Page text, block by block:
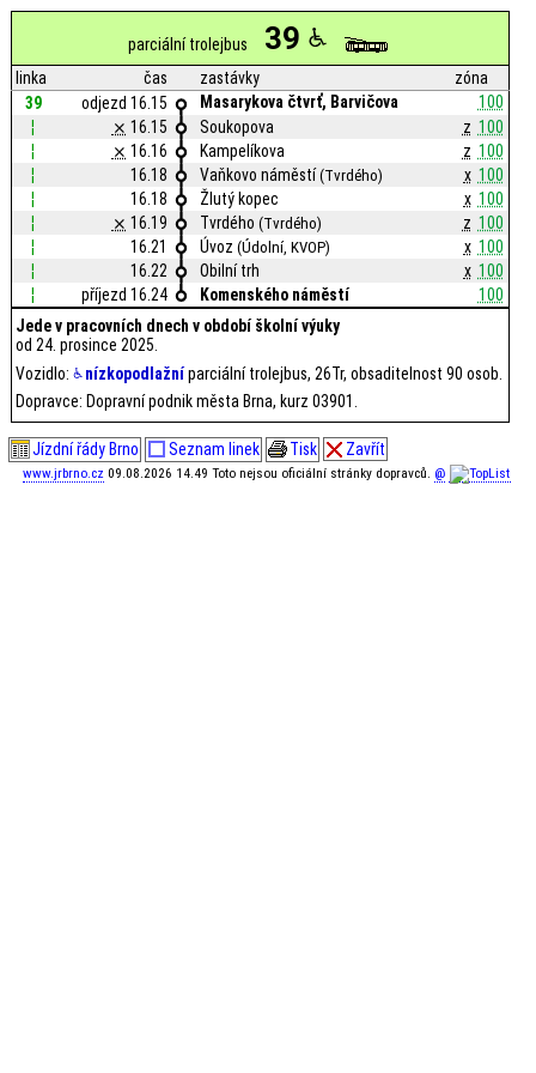
parciální trolejbus 39
linka čas zastávky
zóna
39
odjezd 16.15 Masarykova čtvrť, Barvičova
100
¦
⨯ 16.15 Soukopova z 100
¦
⨯ 16.16 Kampelíkova z 100
¦
16.18 Vaňkovo náměstí(Tvrdého) x 100
¦
16.18 Žlutý kopec x 100
¦
⨯ 16.19 Tvrdého(Tvrdého) z 100
¦
16.21 Úvoz(Údolní, KVOP) x 100
¦
16.22 Obilní trh x 100
¦
příjezd 16.24 Komenského náměstí
100
Jede v pracovních dnech v období školní výuky
od 24. prosince 2025.
Vozidlo: nízkopodlažníparciální trolejbus, 26Tr, obsaditelnost 90 osob.
Dopravce: Dopravní podnik města Brna, kurz 03901.
Jízdní řády Brno Seznam linek Tisk Zavřít
www.jrbrno.cz 09.08.2026 14.49 Toto nejsou oficiální stránky dopravců. @